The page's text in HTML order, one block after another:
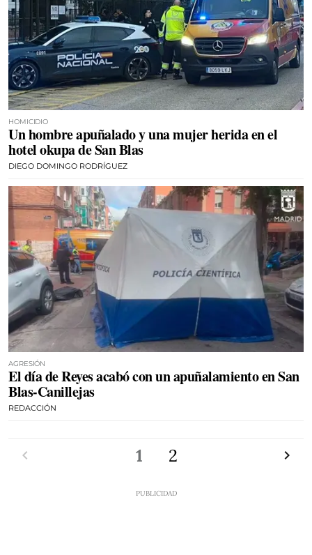
HOMICIDIO
Un hombre apuñalado y una mujer herida en el
hotel okupa de San Blas
DIEGO DOMINGO RODRÍGUEZ
AGRESIÓN
El día de Reyes acabó con un apuñalamiento en San
Blas-Canillejas
REDACCIÓN
1 2